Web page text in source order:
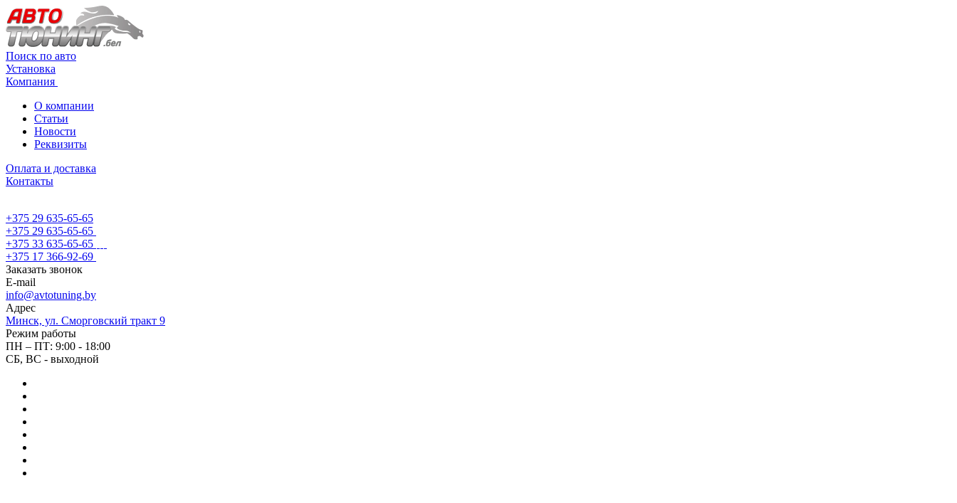
Поиск по авто
Установка
Компания
О компании
Статьи
Новости
Реквизиты
Оплата и доставка
Контакты
+375 29 635-65-65
+375 29 635-65-65
+375 33 635-65-65
+375 17 366-92-69
Заказать звонок
E-mail
info@avtotuning.by
Адрес
Минск, ул. Сморговский тракт 9
Режим работы
ПН – ПТ: 9:00 - 18:00
СБ, ВС - выходной